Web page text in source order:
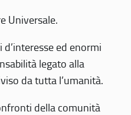
Universale.
ed enormi
legato alla
da tutta l’umanità.
della comunità